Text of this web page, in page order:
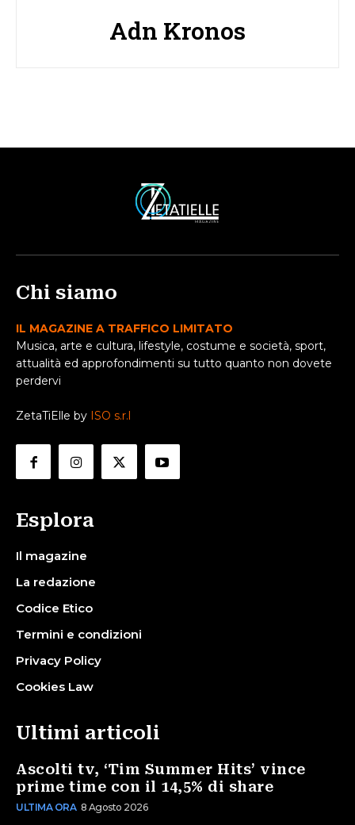
Adn Kronos
Chi siamo
IL MAGAZINE A TRAFFICO LIMITATO
Musica, arte e cultura, lifestyle, costume e società, sport,
attualità ed approfondimenti su tutto quanto non dovete
perdervi
ZetaTiElle by ISO s.r.l
Esplora
Il magazine
La redazione
Codice Etico
Termini e condizioni
Privacy Policy
Cookies Law
Ultimi articoli
Ascolti tv, ‘Tim Summer Hits’ vince
prime time con il 14,5% di share
ULTIMA ORA 8 Agosto 2026